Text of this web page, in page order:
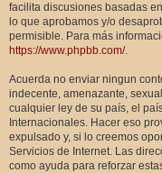
facilita discusiones basadas
lo que aprobamos y/o
permisible. Para más
https://www.phpbb.com/.
Acuerda no enviar ningun
indecente, amenazante,
cualquier ley de su país, el
Internacionales. Hacer eso
expulsado y, si lo creemos
Servicios de Internet. Las
como ayuda para reforzar